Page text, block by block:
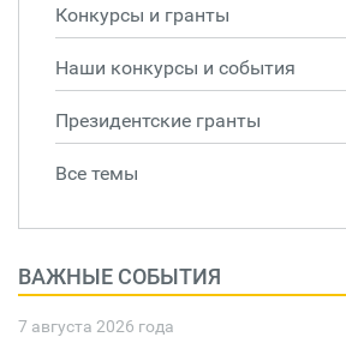
Конкурсы и гранты
Наши конкурсы и события
Президентские гранты
Все темы
ВАЖНЫЕ СОБЫТИЯ
7 августа 2026 года